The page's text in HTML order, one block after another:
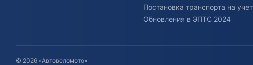
Постановка транспорта на учет
Обновления в ЭПТС 2024
© 2026 «Автовеломото»